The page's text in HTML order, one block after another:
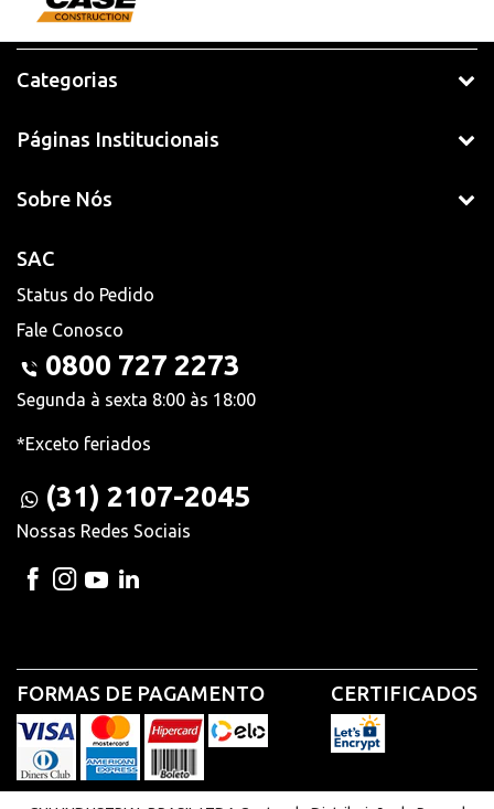
Categorias
Páginas Institucionais
Sobre Nós
SAC
Status do Pedido
Fale Conosco
0800 727 2273
Segunda à sexta 8:00 às 18:00
*Exceto feriados
(31) 2107-2045
Nossas Redes Sociais
FORMAS DE PAGAMENTO CERTIFICADOS